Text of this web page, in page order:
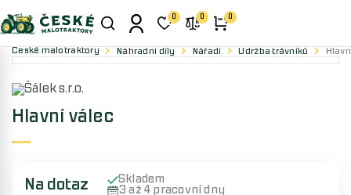
0 0 0
České malotraktory Náhradní díly Nářadí Údržba trávníků
Hlavní válec
Na dotaz
Skladem
3 až 4 pracovní dny